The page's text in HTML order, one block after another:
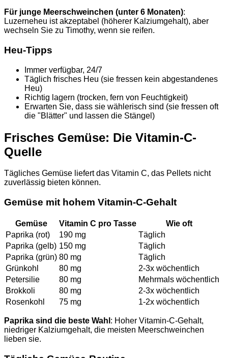
Für junge Meerschweinchen (unter 6 Monaten):
Luzerneheu ist akzeptabel (höherer Kalziumgehalt), aber
wechseln Sie zu Timothy, wenn sie reifen.
Heu-Tipps
Immer verfügbar, 24/7
Täglich frisches Heu (sie fressen kein abgestandenes
Heu)
Richtig lagern (trocken, fern von Feuchtigkeit)
Erwarten Sie, dass sie wählerisch sind (sie fressen oft
die "Blätter" und lassen die Stängel)
Frisches Gemüse: Die Vitamin-C-
Quelle
Tägliches Gemüse liefert das Vitamin C, das Pellets nicht
zuverlässig bieten können.
Gemüse mit hohem Vitamin-C-Gehalt
Gemüse Vitamin C pro Tasse
Wie oft
Paprika (rot)
190 mg
Täglich
Paprika (gelb) 150 mg
Täglich
Paprika (grün) 80 mg
Täglich
Grünkohl
80 mg
2-3x wöchentlich
Petersilie
80 mg
Mehrmals wöchentlich
Brokkoli
80 mg
2-3x wöchentlich
Rosenkohl
75 mg 1-2x wöchentlich
Paprika sind die beste Wahl : Hoher Vitamin-C-Gehalt,
niedriger Kalziumgehalt, die meisten Meerschweinchen
lieben sie.